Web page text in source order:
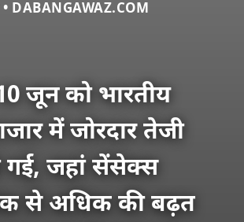
DABANGAWAZ.COM
जून को भारतीय
में जोरदार तेजी
गई, जहां सेंसेक्स
से अधिक की बढ़त